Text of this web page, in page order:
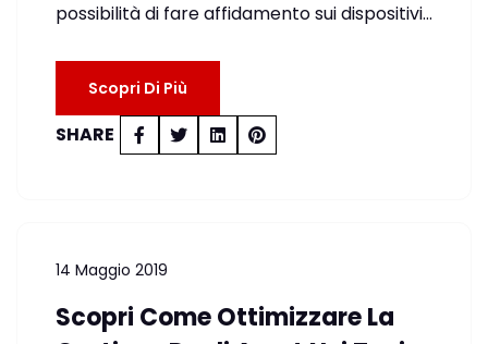
possibilità di fare affidamento sui dispositivi…
Scopri Di Più
SHARE
14 Maggio 2019
Scopri Come Ottimizzare La